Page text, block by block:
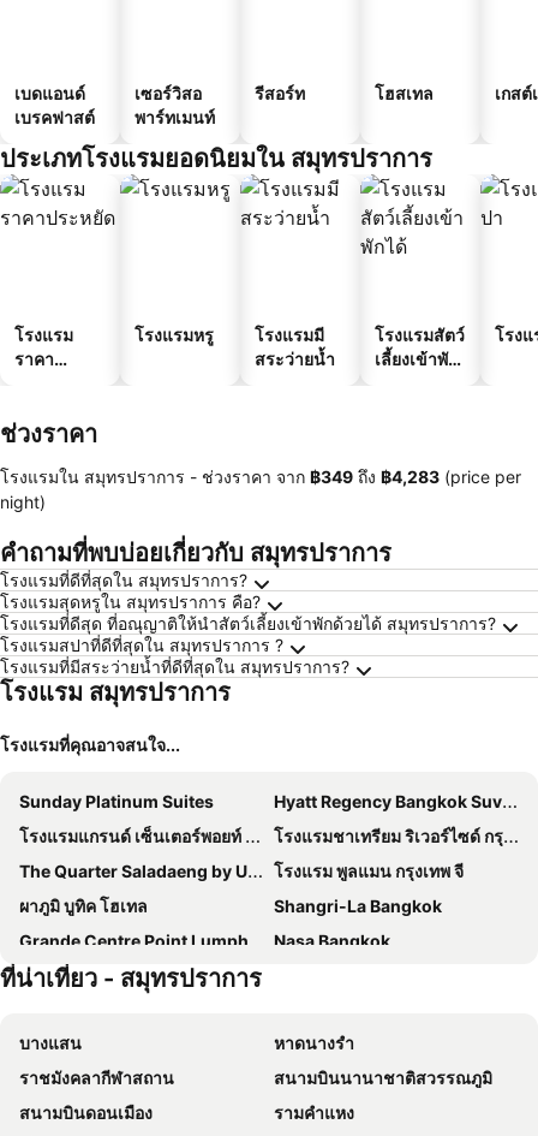
เบดแอนด์
เบรคฟาสต์
เซอร์วิสอ
พาร์ทเมนท์
รีสอร์ท โฮสเทล เกสต์
ประเภทโรงแรมยอดนิยมใน สมุทรปราการ
โรงแรม
ราคา
โรงแรมหรู
โรงแรมมี
สระว่ายน้ำ
โรงแรมสัตว์
เลี้ยงเข้าพัก
โรง
ช่วงราคา
โรงแรมใน สมุทรปราการ - ช่วงราคา จาก ‎฿349 ถึง ‎฿4,283 (price per
night)
คำถามที่พบบ่อยเกี่ยวกับ สมุทรปราการ
โรงแรมที่ดีที่สุดใน สมุทรปราการ?
โรงแรมสุดหรูใน สมุทรปราการ คือ?
โรงแรมที่ดีสุด ที่อณุญาติให้นำสัตว์เลี้ยงเข้าพักด้วยได้ สมุทรปราการ?
โรงแรมสปาที่ดีที่สุดใน สมุทรปราการ ?
โรงแรมที่มีสระว่ายน้ำที่ดีที่สุดใน สมุทรปราการ?
โรงแรม สมุทรปราการ
โรงแรมที่คุณอาจสนใจ...
Sunday Platinum Suites
Hyatt Regency Bangkok Suvarnabhumi Airport
โรงแรมแกรนด์ เซ็นเตอร์พอยท์ เทอร์มินัล 21
โรงแรมชาเทรียม ริเวอร์ไซด์ กรุงเทพฯ
The Quarter Saladaeng by UHG
โรงแรม พูลแมน กรุงเทพ จี
ผาภูมิ บูทิค โฮเทล
Shangri-La Bangkok
Grande Centre Point Lumphini Bangkok
Nasa Bangkok
เรด แพลนเนต สุรวงศ์ กรุงเทพ
เอทัส ลุมพีนี
โรงแรม คอนวีเนียน พาร์ค กรุงเทพ
ฟูรามา สีลม กรุงเทพ
Centre Point Plus Hotel Silom
Ibis Bangkok Riverside
Ramada Plaza by Wyndham Bangkok Menam Riverside
ที่น่าเที่ยว - สมุทรปราการ
บางแสน
หาดนางรำ
ราชมังคลากีฬาสถาน
สนามบินนานาชาติสวรรณภูมิ
สนามบินดอนเมือง
รามคำแหง